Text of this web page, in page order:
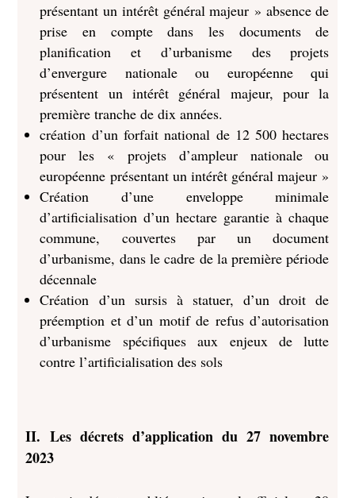
présentant un intérêt général majeur » absence de
prise en compte dans les documents de
planification et d’urbanisme des projets
d’envergure nationale ou européenne qui
présentent un intérêt général majeur, pour la
première tranche de dix années.
création d’un forfait national de 12 500 hectares
pour les « projets d’ampleur nationale ou
européenne présentant un intérêt général majeur »
Création d’une enveloppe minimale
d’artificialisation d’un hectare garantie à chaque
commune, couvertes par un document
d’urbanisme, dans le cadre de la première période
décennale
Création d’un sursis à statuer, d’un droit de
préemption et d’un motif de refus d’autorisation
d’urbanisme spécifiques aux enjeux de lutte
contre l’artificialisation des sols
II. Les décrets d’application du 27 novembre
2023